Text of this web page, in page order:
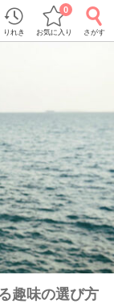
りれき お気に入り
0
さがす
趣味の選び方